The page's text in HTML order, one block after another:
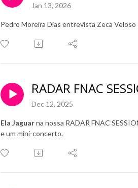
Jan 13, 2026
Pedro Moreira Dias entrevista Zeca Veloso
RADAR FNAC
Dec 12, 2025
Ela Jaguarna nossa RADAR FNAC
e um mini-concerto.